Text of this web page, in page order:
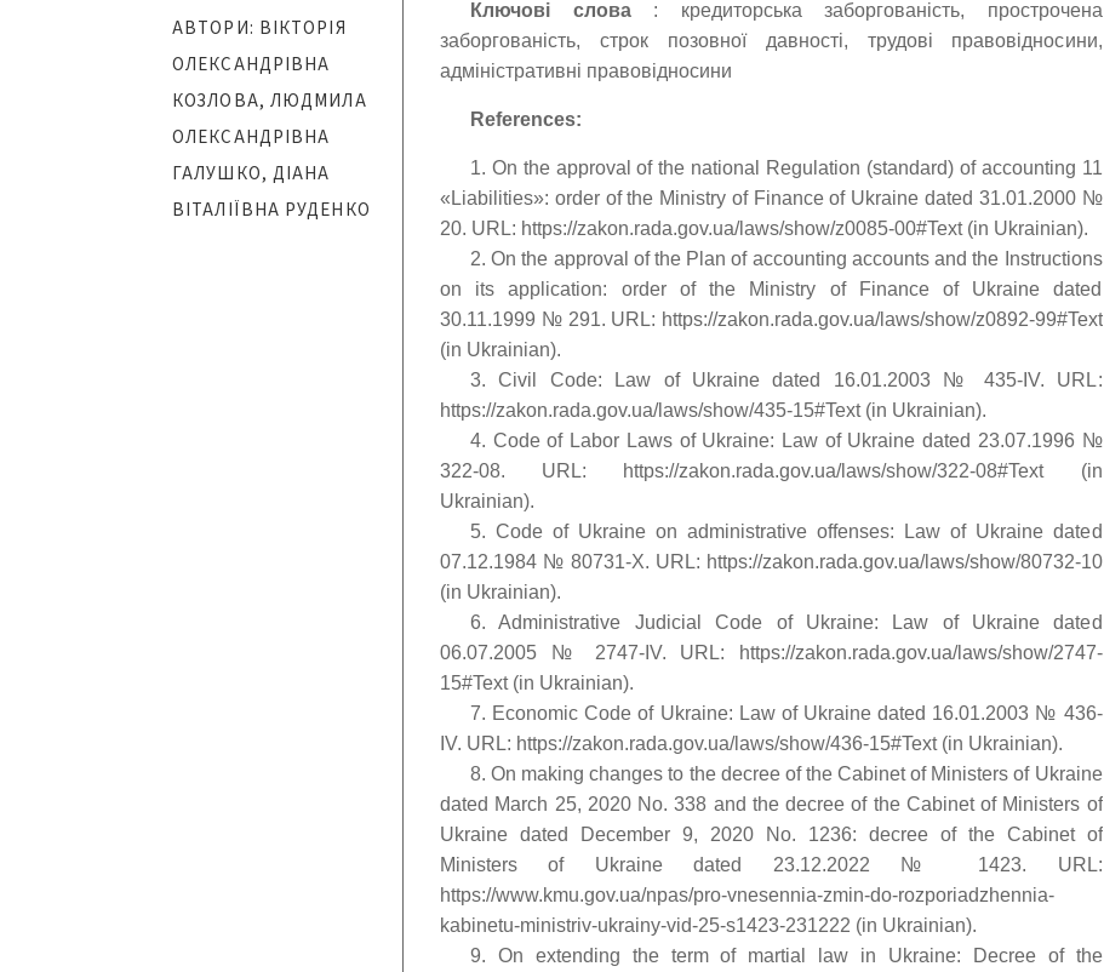
АВТОРИ: ВІКТОРІЯ
ОЛЕКСАНДРІВНА
КОЗЛОВА, ЛЮДМИЛА
ОЛЕКСАНДРІВНА
ГАЛУШКО, ДІАНА
ВІТАЛІЇВНА РУДЕНКО
Ключові слова: кредиторська заборгованість, прострочена
заборгованість, строк позовної давності, трудові правовідносини,
адміністративні правовідносини
References:
1. On the approval of the national Regulation (standard) of accounting 11
«Liabilities»: order of the Ministry of Finance of Ukraine dated 31.01.2000 №
20. URL: https://zakon.rada.gov.ua/laws/show/z0085-00#Text (in Ukrainian).
2. On the approval of the Plan of accounting accounts and the Instructions
on its application: order of the Ministry of Finance of Ukraine dated
30.11.1999 № 291. URL: https://zakon.rada.gov.ua/laws/show/z0892-99#Text
(in Ukrainian).
3. Civil Code: Law of Ukraine dated 16.01.2003 № 435-IV. URL:
https://zakon.rada.gov.ua/laws/show/435-15#Text (in Ukrainian).
4. Code of Labor Laws of Ukraine: Law of Ukraine dated 23.07.1996 №
322-08. URL: https://zakon.rada.gov.ua/laws/show/322-08#Text (in
Ukrainian).
5. Code of Ukraine on administrative offenses: Law of Ukraine dated
07.12.1984 № 80731-Х. URL: https://zakon.rada.gov.ua/laws/show/80732-10
(in Ukrainian).
6. Administrative Judicial Code of Ukraine: Law of Ukraine dated
06.07.2005 № 2747-ІV. URL: https://zakon.rada.gov.ua/laws/show/2747-
15#Text (in Ukrainian).
7. Economic Code of Ukraine: Law of Ukraine dated 16.01.2003 № 436-
ІV. URL: https://zakon.rada.gov.ua/laws/show/436-15#Text (in Ukrainian).
8. On making changes to the decree of the Cabinet of Ministers of Ukraine
dated March 25, 2020 No. 338 and the decree of the Cabinet of Ministers of
Ukraine dated December 9, 2020 No. 1236: decree of the Cabinet of
Ministers of Ukraine dated 23.12.2022 № 1423. URL:
https://www.kmu.gov.ua/npas/pro-vnesennia-zmin-do-rozporiadzhennia-
kabinetu-ministriv-ukrainy-vid-25-s1423-231222 (in Ukrainian).
9. On extending the term of martial law in Ukraine: Decree of the